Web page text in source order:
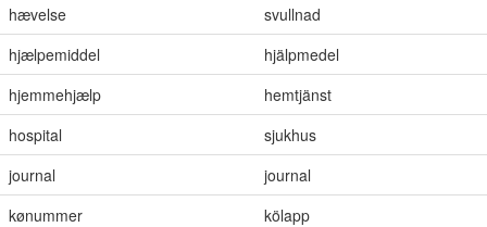
hævelse
svullnad
hjælpemiddel
hjälpmedel
hjemmehjælp
hemtjänst
hospital
sjukhus
journal
journal
kønummer
kölapp